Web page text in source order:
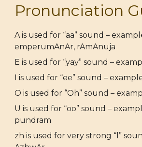
Pronunciation
A is used for “aa” sound –
emperumAnAr, rAmAnuja
E is used for “yay” sound –
I is used for “ee” sound –
O is used for “Oh” sound –
U is used for “oo” sound –
pundram
zh is used for very strong “l”